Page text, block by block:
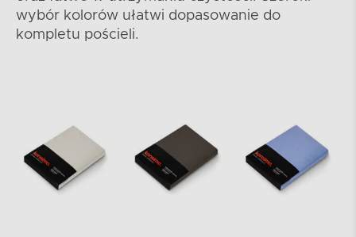
wybór kolorów ułatwi dopasowanie do
kompletu pościeli.